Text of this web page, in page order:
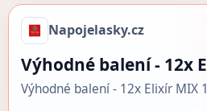
Napojelasky.cz
Výhodné balení - 12x
Výhodné balení - 12x Elixír MIX